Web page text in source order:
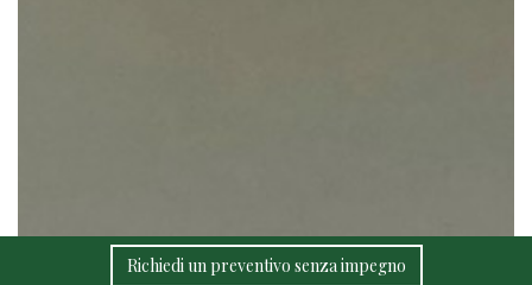
Richiedi un preventivo senza impegno